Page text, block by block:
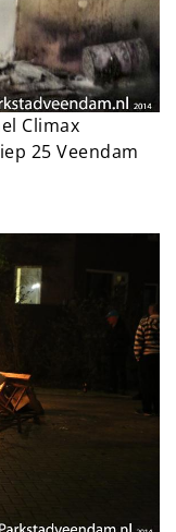
Climax
25 Veendam